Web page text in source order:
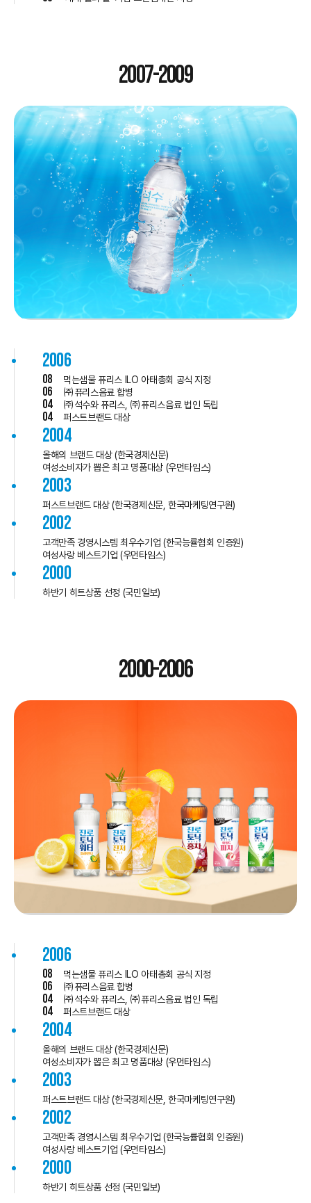
2007-2009
2006
08 먹는샘물 퓨리스 ILO 아태총회 공식 지정
06 ㈜퓨리스음료 합병
04 ㈜석수와 퓨리스, ㈜퓨리스음료 법인 독립
04 퍼스트브랜드 대상
2004
올해의 브랜드 대상 (한국경제신문)
여성소비자가 뽑은 최고 명품대상 (우먼타임스)
2003
퍼스트브랜드 대상 (한국경제신문, 한국마케팅연구원)
2002
고객만족 경영시스템 최우수기업 (한국능률협회 인증원)
여성사랑 베스트기업 (우먼타임스)
2000
하반기 히트상품 선정 (국민일보)
2000-2006
2006
08 먹는샘물 퓨리스 ILO 아태총회 공식 지정
06 ㈜퓨리스음료 합병
04 ㈜석수와 퓨리스, ㈜퓨리스음료 법인 독립
04 퍼스트브랜드 대상
2004
올해의 브랜드 대상 (한국경제신문)
여성소비자가 뽑은 최고 명품대상 (우먼타임스)
2003
퍼스트브랜드 대상 (한국경제신문, 한국마케팅연구원)
2002
고객만족 경영시스템 최우수기업 (한국능률협회 인증원)
여성사랑 베스트기업 (우먼타임스)
2000
하반기 히트상품 선정 (국민일보)